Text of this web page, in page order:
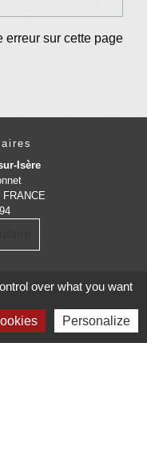
erreur sur cette page
Isère
over what you want
Personalize